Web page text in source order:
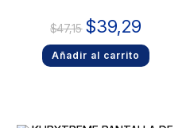
$47,15 $39,29
Añadir al carrito